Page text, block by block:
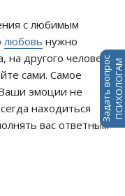
с любимым
любовь нужно
на другого человека
сами. Самое
эмоции не
находиться
вас ответным
Задать вопросПСИХОЛОГАМ